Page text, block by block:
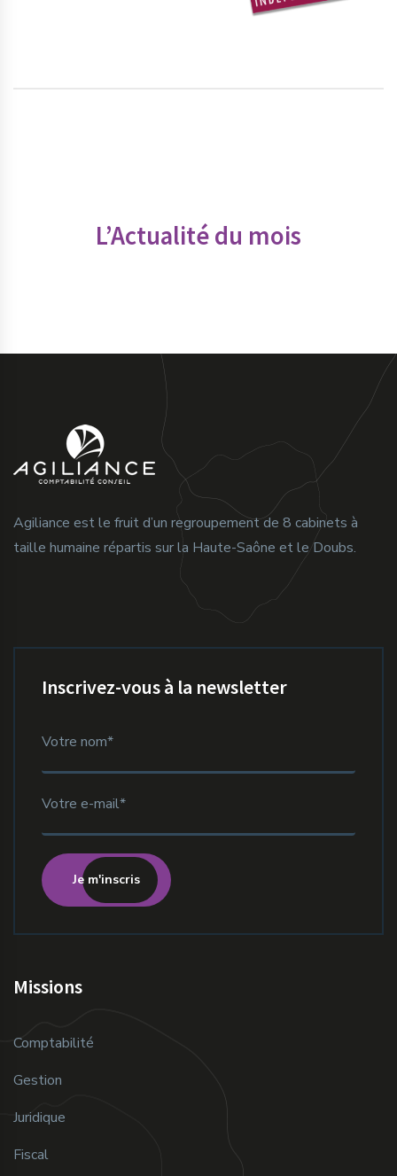
L’Actualité du mois
Agiliance est le fruit d’un regroupement de 8 cabinets à
taille humaine répartis sur la Haute-Saône et le Doubs.
Inscrivez-vous à la newsletter
Je m'inscris
Missions
Comptabilité
Gestion
Juridique
Fiscal